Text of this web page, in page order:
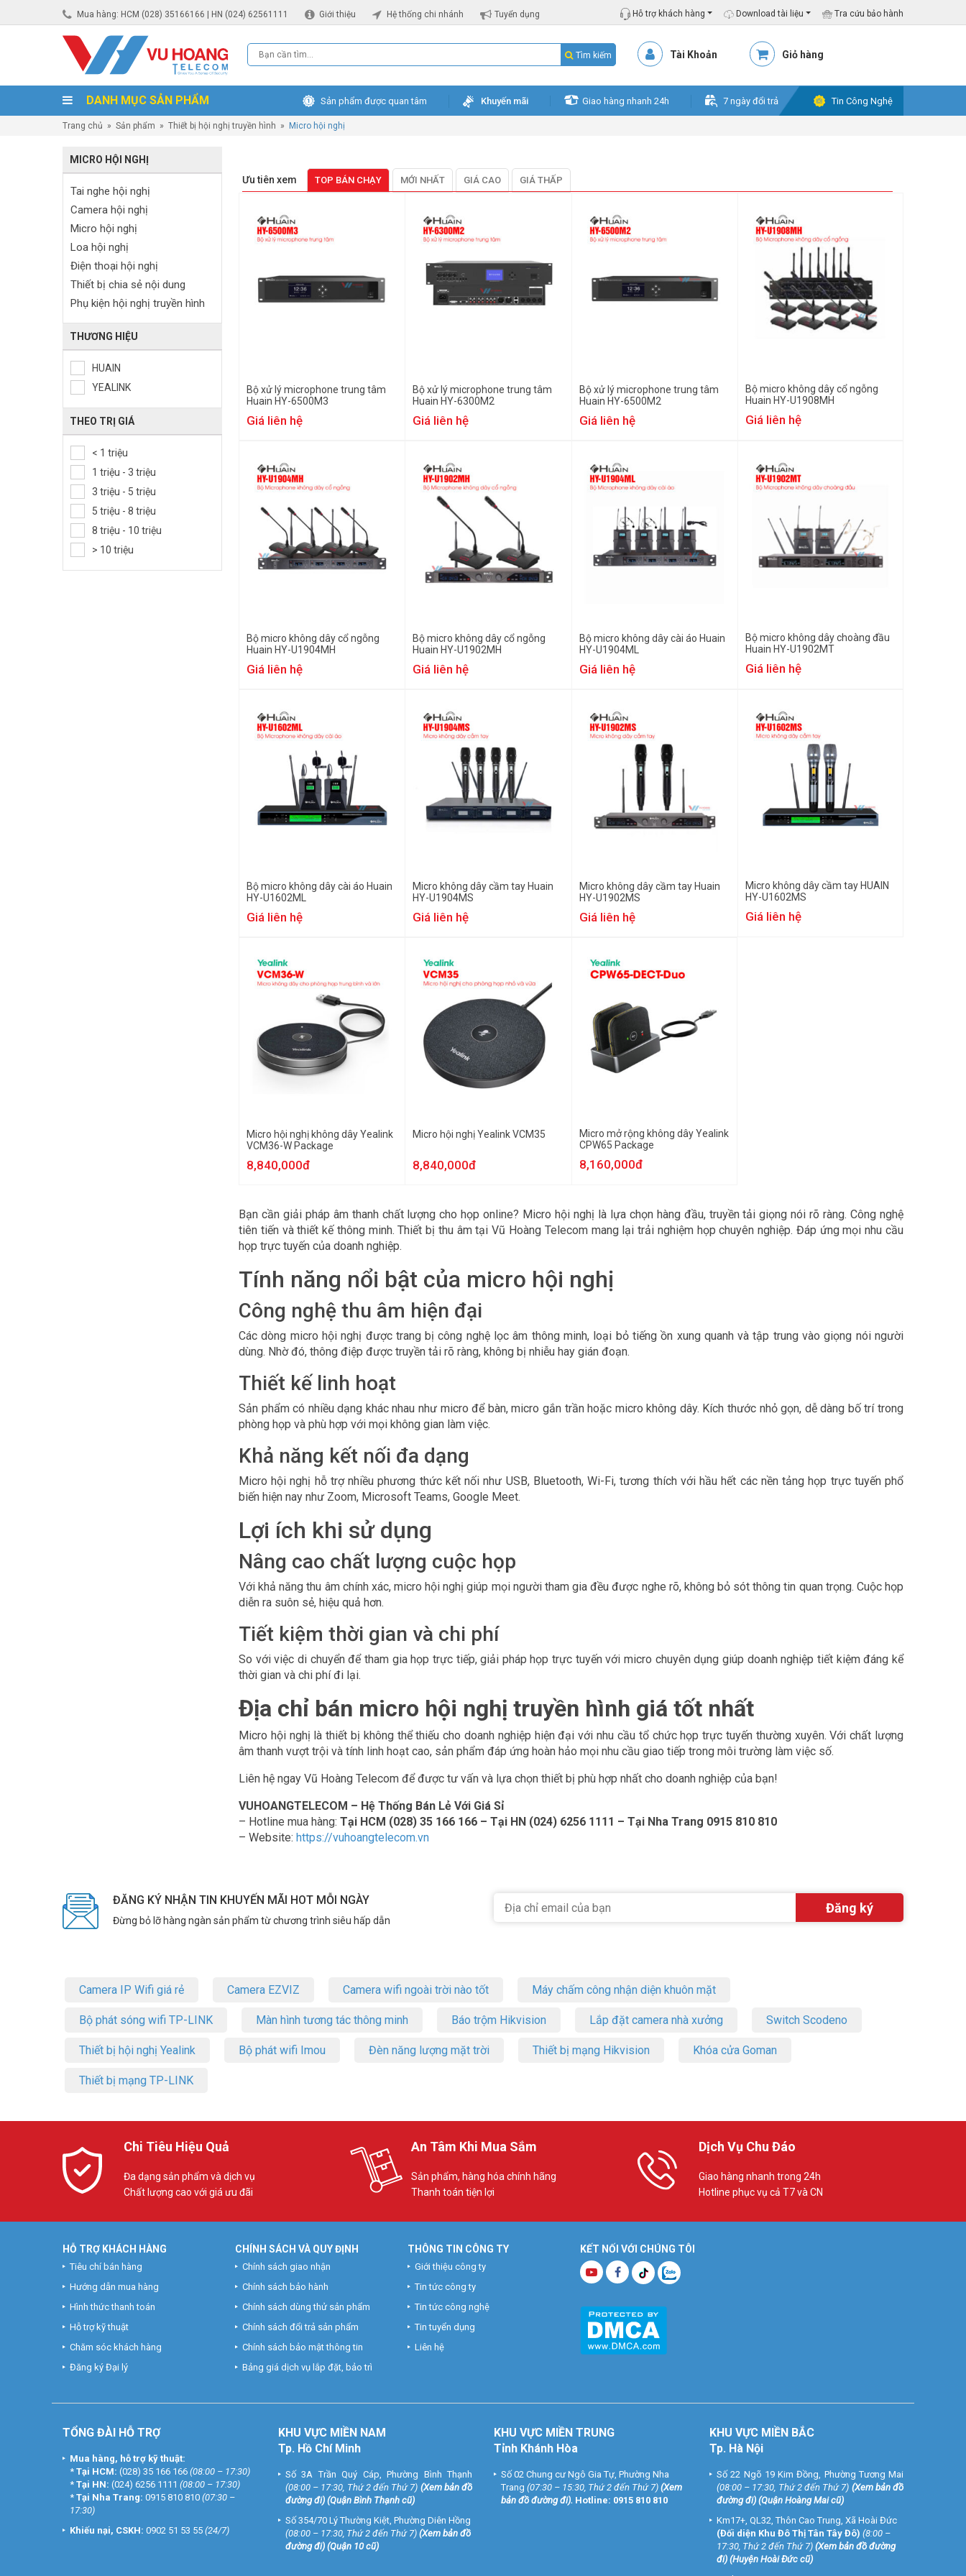
Mua hàng: HCM (028) 35166166 | HN (024) 62561111 Giới thiệu Hệ thống chi nhánh Tuyển dụng Hỗ trợ khách hàng Download tài liệu Tra cứu bảo hành
Tìm kiếm Tài Khoản Giỏ hàng
DANH MỤC SẢN PHẨM Sản phẩm được quan tâm Khuyến mãi Giao hàng nhanh 24h 7 ngày đổi trả Tin Công Nghệ
Trang chủ » Sản phẩm » Thiết bị hội nghị truyền hình » Micro hội nghị
MICRO HỘI NGHỊ
Tai nghe hội nghị
Camera hội nghị
Micro hội nghị
Loa hội nghị
Điện thoại hội nghị
Thiết bị chia sẻ nội dung
Phụ kiện hội nghị truyền hình
THƯƠNG HIỆU
HUAIN
YEALINK
THEO TRỊ GIÁ
< 1 triệu
1 triệu - 3 triệu
3 triệu - 5 triệu
5 triệu - 8 triệu
8 triệu - 10 triệu
> 10 triệu
Ưu tiên xem TOP BÁN CHẠY MỚI NHẤT GIÁ CAO GIÁ THẤP
Bộ xử lý microphone trung tâm
Huain HY-6500M3
Giá liên hệ
Bộ xử lý microphone trung tâm
Huain HY-6300M2
Giá liên hệ
Bộ xử lý microphone trung tâm
Huain HY-6500M2
Giá liên hệ
Bộ micro không dây cổ ngỗng
Huain HY-U1908MH
Giá liên hệ
Bộ micro không dây cổ ngỗng
Huain HY-U1904MH
Giá liên hệ
Bộ micro không dây cổ ngỗng
Huain HY-U1902MH
Giá liên hệ
Bộ micro không dây cài áo Huain
HY-U1904ML
Giá liên hệ
Bộ micro không dây choàng đầu
Huain HY-U1902MT
Giá liên hệ
Bộ micro không dây cài áo Huain
HY-U1602ML
Giá liên hệ
Micro không dây cầm tay Huain
HY-U1904MS
Giá liên hệ
Micro không dây cầm tay Huain
HY-U1902MS
Giá liên hệ
Micro không dây cầm tay HUAIN
HY-U1602MS
Giá liên hệ
Micro hội nghị không dây Yealink
VCM36-W Package
8,840,000đ
Micro hội nghị Yealink VCM35
8,840,000đ
Micro mở rộng không dây Yealink
CPW65 Package
8,160,000đ
Bạn cần giải pháp âm thanh chất lượng cho họp online? Micro hội nghị là lựa chọn hàng đầu, truyền tải giọng nói rõ ràng. Công nghệ
tiên tiến và thiết kế thông minh. Thiết bị thu âm tại Vũ Hoàng Telecom mang lại trải nghiệm họp chuyên nghiệp. Đáp ứng mọi nhu cầu
họp trực tuyến của doanh nghiệp.
Tính năng nổi bật của micro hội nghị
Công nghệ thu âm hiện đại
Các dòng micro hội nghị được trang bị công nghệ lọc âm thông minh, loại bỏ tiếng ồn xung quanh và tập trung vào giọng nói người
dùng. Nhờ đó, thông điệp được truyền tải rõ ràng, không bị nhiễu hay gián đoạn.
Thiết kế linh hoạt
Sản phẩm có nhiều dạng khác nhau như micro để bàn, micro gắn trần hoặc micro không dây. Kích thước nhỏ gọn, dễ dàng bố trí trong
phòng họp và phù hợp với mọi không gian làm việc.
Khả năng kết nối đa dạng
Micro hội nghị hỗ trợ nhiều phương thức kết nối như USB, Bluetooth, Wi-Fi, tương thích với hầu hết các nền tảng họp trực tuyến phổ
biến hiện nay như Zoom, Microsoft Teams, Google Meet.
Lợi ích khi sử dụng
Nâng cao chất lượng cuộc họp
Với khả năng thu âm chính xác, micro hội nghị giúp mọi người tham gia đều được nghe rõ, không bỏ sót thông tin quan trọng. Cuộc họp
diễn ra suôn sẻ, hiệu quả hơn.
Tiết kiệm thời gian và chi phí
So với việc di chuyển để tham gia họp trực tiếp, giải pháp họp trực tuyến với micro chuyên dụng giúp doanh nghiệp tiết kiệm đáng kể
thời gian và chi phí đi lại.
Địa chỉ bán micro hội nghị truyền hình giá tốt nhất
Micro hội nghị là thiết bị không thể thiếu cho doanh nghiệp hiện đại với nhu cầu tổ chức họp trực tuyến thường xuyên. Với chất lượng
âm thanh vượt trội và tính linh hoạt cao, sản phẩm đáp ứng hoàn hảo mọi nhu cầu giao tiếp trong môi trường làm việc số.
Liên hệ ngay Vũ Hoàng Telecom để được tư vấn và lựa chọn thiết bị phù hợp nhất cho doanh nghiệp của bạn!
VUHOANGTELECOM – Hệ Thống Bán Lẻ Với Giá Sỉ
– Hotline mua hàng: Tại HCM (028) 35 166 166 – Tại HN (024) 6256 1111 – Tại Nha Trang 0915 810 810
– Website: https://vuhoangtelecom.vn
ĐĂNG KÝ NHẬN TIN KHUYẾN MÃI HOT MỖI NGÀY
Đừng bỏ lỡ hàng ngàn sản phẩm từ chương trình siêu hấp dẫn
Camera IP Wifi giá rẻ Camera EZVIZ Camera wifi ngoài trời nào tốt Máy chấm công nhận diện khuôn mặt
Bộ phát sóng wifi TP-LINK Màn hình tương tác thông minh Báo trộm Hikvision Lắp đặt camera nhà xưởng Switch Scodeno
Thiết bị hội nghị Yealink Bộ phát wifi Imou Đèn năng lượng mặt trời Thiết bị mạng Hikvision Khóa cửa Goman
Thiết bị mạng TP-LINK
Chi Tiêu Hiệu Quả
Đa dạng sản phẩm và dịch vụ
Chất lượng cao với giá ưu đãi
An Tâm Khi Mua Sắm
Sản phẩm, hàng hóa chính hãng
Thanh toán tiện lợi
Dịch Vụ Chu Đáo
Giao hàng nhanh trong 24h
Hotline phục vụ cả T7 và CN
KẾT NỐI VỚI CHÚNG TÔI
HỖ TRỢ KHÁCH HÀNG
Tiêu chí bán hàng
Hướng dẫn mua hàng
Hình thức thanh toán
Hỗ trợ kỹ thuật
Chăm sóc khách hàng
Đăng ký Đại lý
CHÍNH SÁCH VÀ QUY ĐỊNH
Chính sách giao nhận
Chính sách bảo hành
Chính sách dùng thử sản phẩm
Chính sách đổi trả sản phẩm
Chính sách bảo mật thông tin
Bảng giá dịch vụ lắp đặt, bảo trì
THÔNG TIN CÔNG TY
Giới thiệu công ty
Tin tức công ty
Tin tức công nghệ
Tin tuyển dụng
Liên hệ
TỔNG ĐÀI HỖ TRỢ
Mua hàng, hỗ trợ kỹ thuật:
* Tại HCM: (028) 35 166 166 (08:00 – 17:30)
* Tại HN: (024) 6256 1111 (08:00 – 17:30)
* Tại Nha Trang: 0915 810 810 (07:30 –
17:30)
Khiếu nại, CSKH: 0902 51 53 55 (24/7)
KHU VỰC MIỀN NAM
Tp. Hồ Chí Minh
Số 3A Trần Quý Cáp, Phường Bình Thạnh
(08:00 – 17:30, Thứ 2 đến Thứ 7) (Xem bản đồ
đường đi) (Quận Bình Thạnh cũ)
Số 354/70 Lý Thường Kiệt, Phường Diên Hồng
(08:00 – 17:30, Thứ 2 đến Thứ 7) (Xem bản đồ
đường đi) (Quận 10 cũ)
KHU VỰC MIỀN TRUNG
Tỉnh Khánh Hòa
Số 02 Chung cư Ngô Gia Tự, Phường Nha
Trang (07:30 – 15:30, Thứ 2 đến Thứ 7) (Xem
bản đồ đường đi). Hotline: 0915 810 810
KHU VỰC MIỀN BẮC
Tp. Hà Nội
Số 22 Ngõ 19 Kim Đồng, Phường Tương Mai
(08:00 – 17:30, Thứ 2 đến Thứ 7) (Xem bản đồ
đường đi) (Quận Hoàng Mai cũ)
Km17+, QL32, Thôn Cao Trung, Xã Hoài Đức
(Đối diện Khu Đô Thị Tân Tây Đô) (8:00 –
17:30, Thứ 2 đến Thứ 7) (Xem bản đồ đường
đi) (Huyện Hoài Đức cũ)